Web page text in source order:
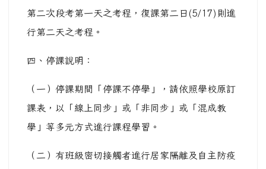
第二次段考第一天之考程，復課第二日(5/17)則進
行第二天之考程。
四、停課說明：
（一）停課期間「停課不停學」，請依照學校原訂
課表，以「線上同步」或「非同步」或「混成教
學」等多元方式進行課程學習。
（二）有班級密切接觸者進行居家隔離及自主防疫